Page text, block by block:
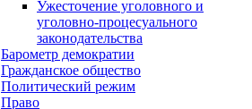
Ужесточение уголовного и
уголовно-процесуального
законодательства
Барометр демократии
Гражданское общество
Политический режим
Право